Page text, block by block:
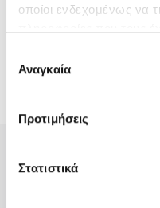
οποίοι ενδεχομένως να
των υπηρεσιών τους.
συγκατάθεσης
Αναγκαία
Προτιμήσεις
Στατιστικά
Ζακέτα
Είδατε Πρόσφατα